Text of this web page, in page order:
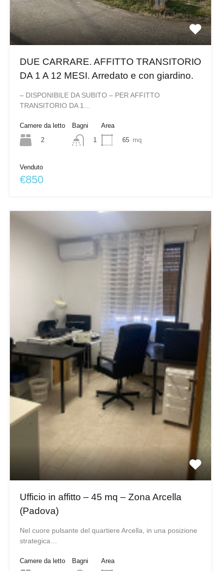
DUE CARRARE. AFFITTO TRANSITORIO
DA 1 A 12 MESI. Arredato e con giardino.
– DISPONIBILE DA SUBITO – PER AFFITTO
TRANSITORIO DA 1…
Camere da letto
2
Bagni
1
Area
65 mq
Venduto
€850
Ufficio in affitto – 45 mq – Zona Arcella
(Padova)
Nel cuore pulsante del quartiere Arcella, in una posizione
strategica…
Camere da letto
Bagni
Area